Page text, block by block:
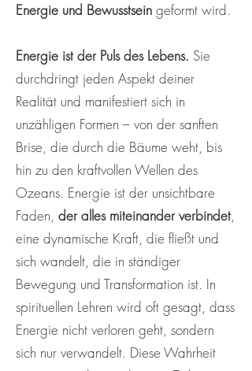
Energie und Bewusstsein geformt wird.
Energie ist der Puls des Lebens. Sie
durchdringt jeden Aspekt deiner
Realität und manifestiert sich in
unzähligen Formen – von der sanften
Brise, die durch die Bäume weht, bis
hin zu den kraftvollen Wellen des
Ozeans. Energie ist der unsichtbare
Faden, der alles miteinander verbindet,
eine dynamische Kraft, die fließt und
sich wandelt, die in ständiger
Bewegung und Transformation ist. In
spirituellen Lehren wird oft gesagt, dass
Energie nicht verloren geht, sondern
sich nur verwandelt. Diese Wahrheit